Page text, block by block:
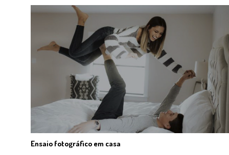
Ensaio fotográfico em casa